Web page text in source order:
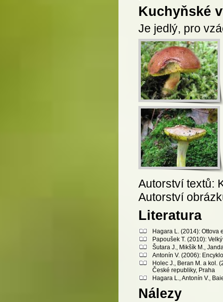
Kuchyňské
Je jedlý, pro
Autorství textů:
Autorství
Literatura
Hagara L. (2014): Ottova
Papoušek T. (2010):
Šutara J., Mikšík M.,
Antonín V. (2006):
Holec J., Beran M. a kol.
České republiky, Praha
Hagara L., Antonín V.,
Nálezy